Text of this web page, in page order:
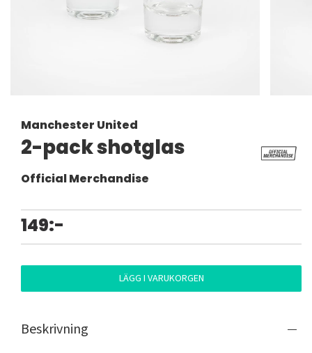
Manchester United
2-pack shotglas
Official Merchandise
149:-
LÄGG I VARUKORGEN
Beskrivning